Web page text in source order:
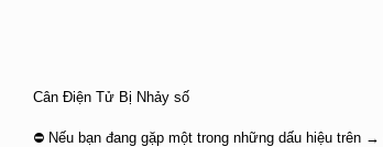
Cân Điện Tử Bị Nhảy số
⛔ Nếu bạn đang gặp một trong những dấu hiệu trên →